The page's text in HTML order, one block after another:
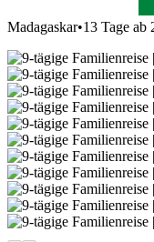
Madagaskar•13 Tage ab